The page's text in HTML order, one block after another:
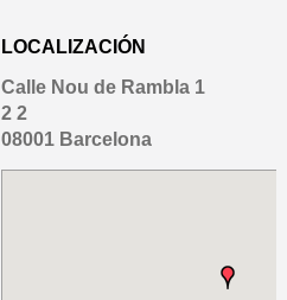
LOCALIZACIÓN
Calle Nou de Rambla 1
2 2
08001 Barcelona